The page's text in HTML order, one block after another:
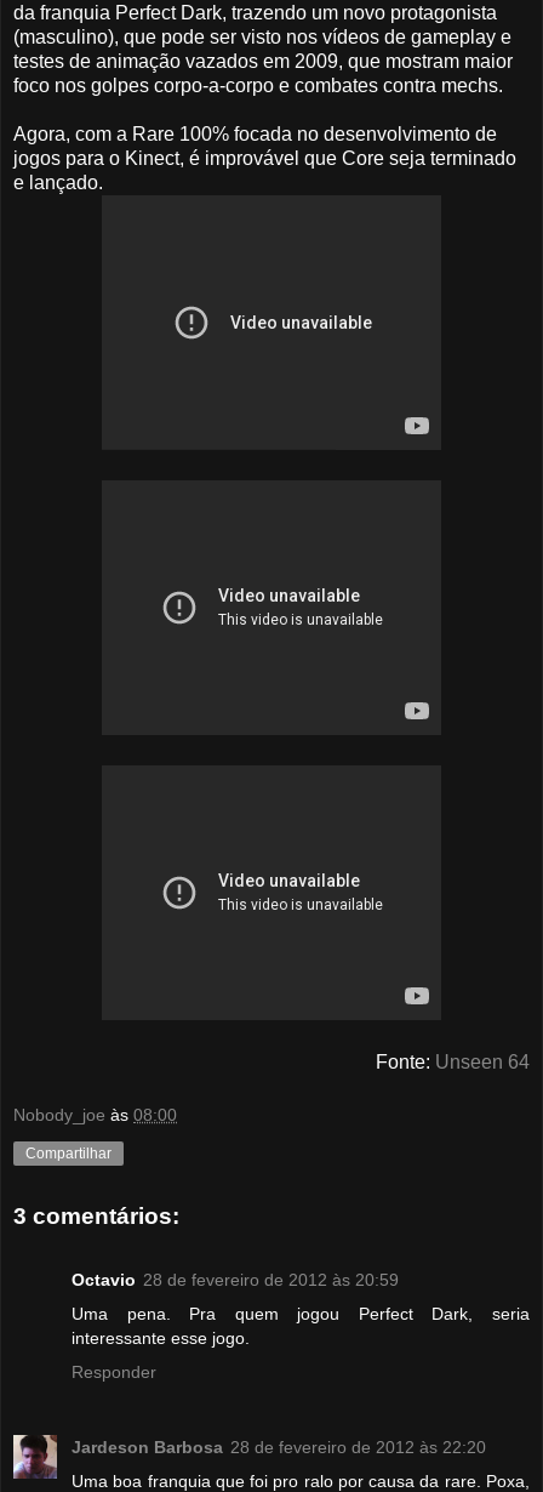
da franquia Perfect Dark, trazendo um novo protagonista
(masculino), que pode ser visto nos vídeos de gameplay e
testes de animação vazados em 2009, que mostram maior
foco nos golpes corpo-a-corpo e combates contra mechs.
Agora, com a Rare 100% focada no desenvolvimento de
jogos para o Kinect, é improvável que Core seja terminado
e lançado.
Fonte: Unseen 64
Nobody_joe às 08:00
Compartilhar
3 comentários:
Octavio 28 de fevereiro de 2012 às 20:59
Uma pena. Pra quem jogou Perfect Dark, seria
interessante esse jogo.
Responder
Jardeson Barbosa 28 de fevereiro de 2012 às 22:20
Uma boa franquia que foi pro ralo por causa da rare. Poxa,